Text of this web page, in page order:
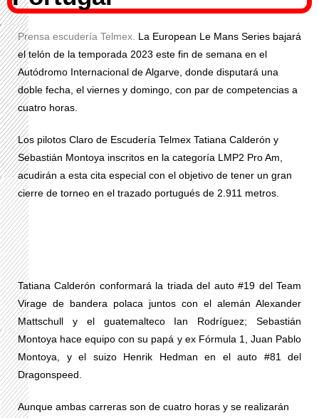
Prensa escudería Telmex. La European Le Mans Series bajará
el telón de la temporada 2023 este fin de semana en el
Autódromo Internacional de Algarve, donde disputará una
doble fecha, el viernes y domingo, con par de competencias a
cuatro horas.
Los pilotos Claro de Escudería Telmex Tatiana Calderón y
Sebastián Montoya inscritos en la categoría LMP2 Pro Am,
acudirán a esta cita especial con el objetivo de tener un gran
cierre de torneo en el trazado portugués de 2.911 metros.
Tatiana Calderón conformará la triada del auto #19 del Team
Virage de bandera polaca juntos con el alemán Alexander
Mattschull y el guatemalteco Ian Rodríguez; Sebastián
Montoya hace equipo con su papá y ex Fórmula 1, Juan Pablo
Montoya, y el suizo Henrik Hedman en el auto #81 del
Dragonspeed.
Aunque ambas carreras son de cuatro horas y se realizarán